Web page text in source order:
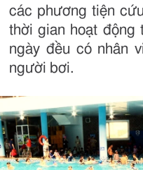
các phương tiện
thời gian hoạt
ngày đều có nhân
người bơi.